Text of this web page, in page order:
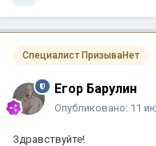
Специалист ПризываНет
Егор Барулин
Опубликовано: 11
Здравствуйте!